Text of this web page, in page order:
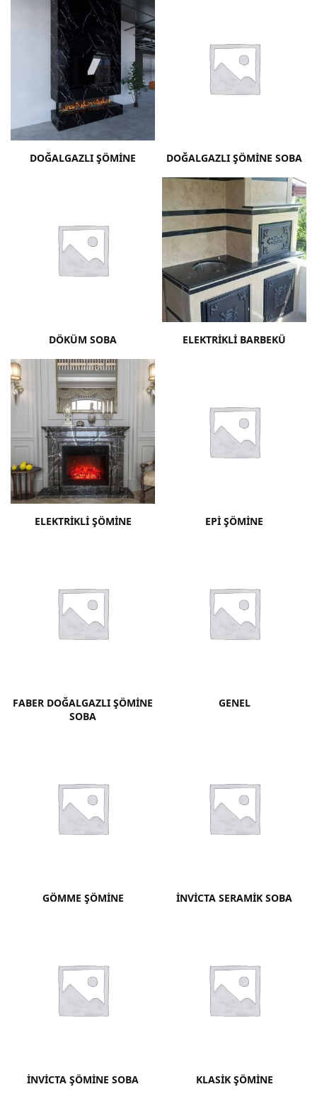
DOĞALGAZLI ŞÖMINE DOĞALGAZLI ŞÖMINE SOBA
DÖKÜM SOBA ELEKTRIKLI BARBEKÜ
ELEKTRIKLI ŞÖMINE EPI ŞÖMINE
FABER DOĞALGAZLI ŞÖMINE
SOBA
GENEL
GÖMME ŞÖMINE İNVICTA SERAMIK SOBA
İNVICTA ŞÖMINE SOBA KLASIK ŞÖMINE